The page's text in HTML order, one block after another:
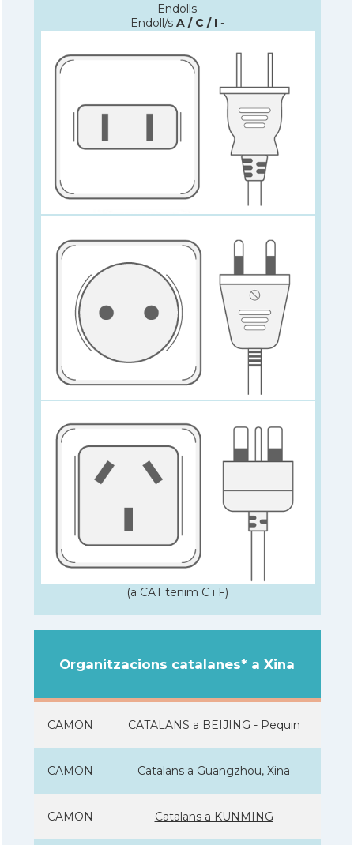
Endolls
Endoll/s A / C / I-
(a CAT tenim C i F)
Organitzacions catalanes* a Xina
CAMON CATALANS a BEIJING - Pequin
CAMON Catalans a Guangzhou, Xina
CAMON Catalans a KUNMING